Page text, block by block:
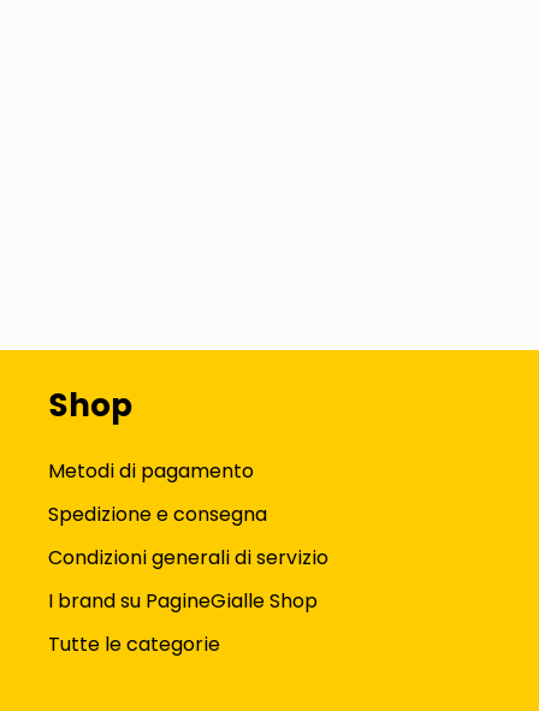
Shop
Metodi di pagamento
Spedizione e consegna
Condizioni generali di servizio
I brand su PagineGialle Shop
Tutte le categorie